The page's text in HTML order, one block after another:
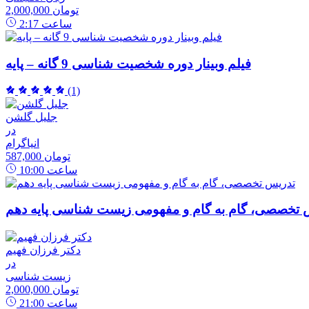
2,000,000 تومان
2:17 ساعت
فیلم وبینار دوره شخصیت شناسی 9 گانه – پایه
(1)
جلیل گلشن
در
انیاگرام
587,000 تومان
10:00 ساعت
تخصصی، گام به گام و مفهومی زیست شناسی پایه دهم
دکتر فرزان فهیم
در
زیست شناسی
2,000,000 تومان
21:00 ساعت